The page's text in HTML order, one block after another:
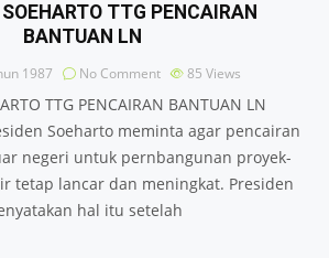
SOEHARTO TTG PENCAIRAN
BANTUAN LN
1987 No Comment 85 Views
TTG PENCAIRAN BANTUAN LN
Soeharto meminta agar pencairan
negeri untuk pernbangunan proyek-
tetap lancar dan meningkat. Presiden
hal itu setelah